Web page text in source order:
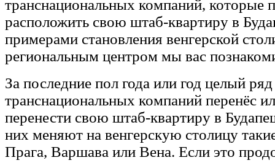
транснациональных компаний, которые
расположить свою штаб-квартиру в
примерами становления венгерской
региональным центром мы вас
За последние пол года или год целый ряд
транснациональных компаний перенёс
перенести свою штаб-квартиру в
них меняют на венгерскую столицу
Прага, Варшава или Вена. Если это